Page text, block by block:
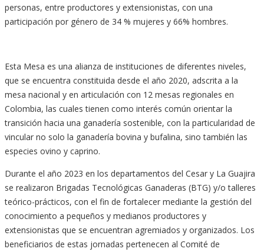
personas, entre productores y extensionistas, con una
participación por género de 34 % mujeres y 66% hombres.
Esta Mesa es una alianza de instituciones de diferentes niveles,
que se encuentra constituida desde el año 2020, adscrita a la
mesa nacional y en articulación con 12 mesas regionales en
Colombia, las cuales tienen como interés común orientar la
transición hacia una ganadería sostenible, con la particularidad de
vincular no solo la ganadería bovina y bufalina, sino también las
especies ovino y caprino.
Durante el año 2023 en los departamentos del Cesar y La Guajira
se realizaron Brigadas Tecnológicas Ganaderas (BTG) y/o talleres
teórico-prácticos, con el fin de fortalecer mediante la gestión del
conocimiento a pequeños y medianos productores y
extensionistas que se encuentran agremiados y organizados. Los
beneficiarios de estas jornadas pertenecen al Comité de